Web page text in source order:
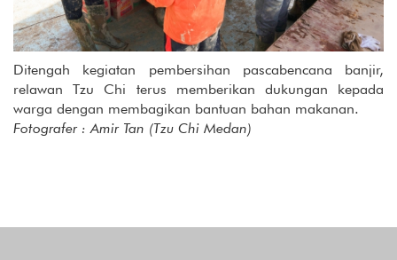
Ditengah kegiatan pembersihan pascabencana banjir,
relawan Tzu Chi terus memberikan dukungan kepada
warga dengan membagikan bantuan bahan makanan.
Fotografer : Amir Tan (Tzu Chi Medan)